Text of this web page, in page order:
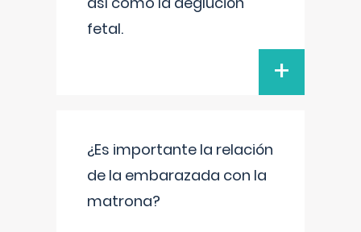
fetal.
+
¿Es importante la relación
de la embarazada con la
matrona?